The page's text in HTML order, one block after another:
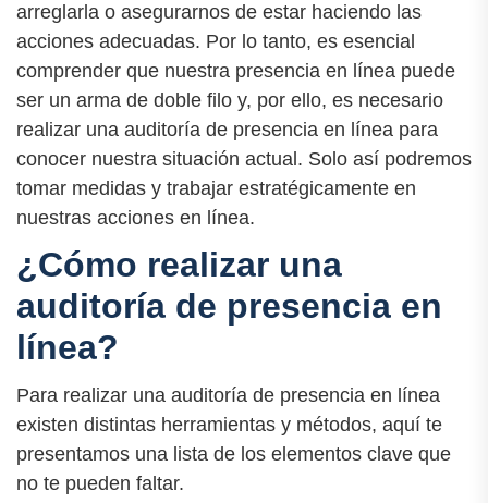
arreglarla o asegurarnos de estar haciendo las
acciones adecuadas. Por lo tanto, es esencial
comprender que nuestra presencia en línea puede
ser un arma de doble filo y, por ello, es necesario
realizar una auditoría de presencia en línea para
conocer nuestra situación actual. Solo así podremos
tomar medidas y trabajar estratégicamente en
nuestras acciones en línea.
¿Cómo realizar una
auditoría de presencia en
línea?
Para realizar una auditoría de presencia en línea
existen distintas herramientas y métodos, aquí te
presentamos una lista de los elementos clave que
no te pueden faltar.